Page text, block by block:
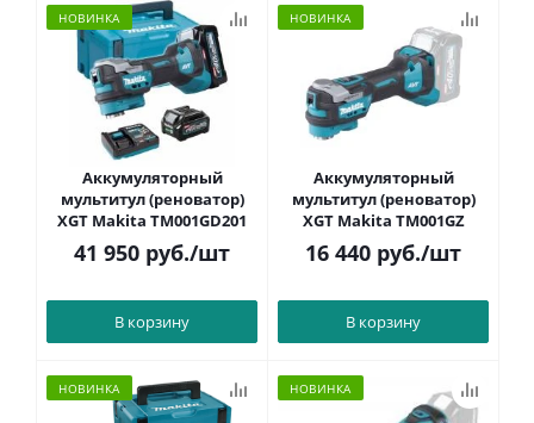
НОВИНКА
Аккумуляторный
мультитул (реноватор)
XGT Makita TM001GD201
41 950 руб./шт
В корзину
НОВИНКА
Аккумуляторный
мультитул (реноватор)
XGT Makita TM001GZ
16 440 руб./шт
В корзину
НОВИНКА НОВИНКА